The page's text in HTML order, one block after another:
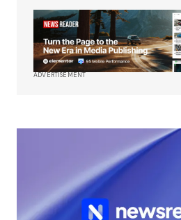
ADVERTISEMENT